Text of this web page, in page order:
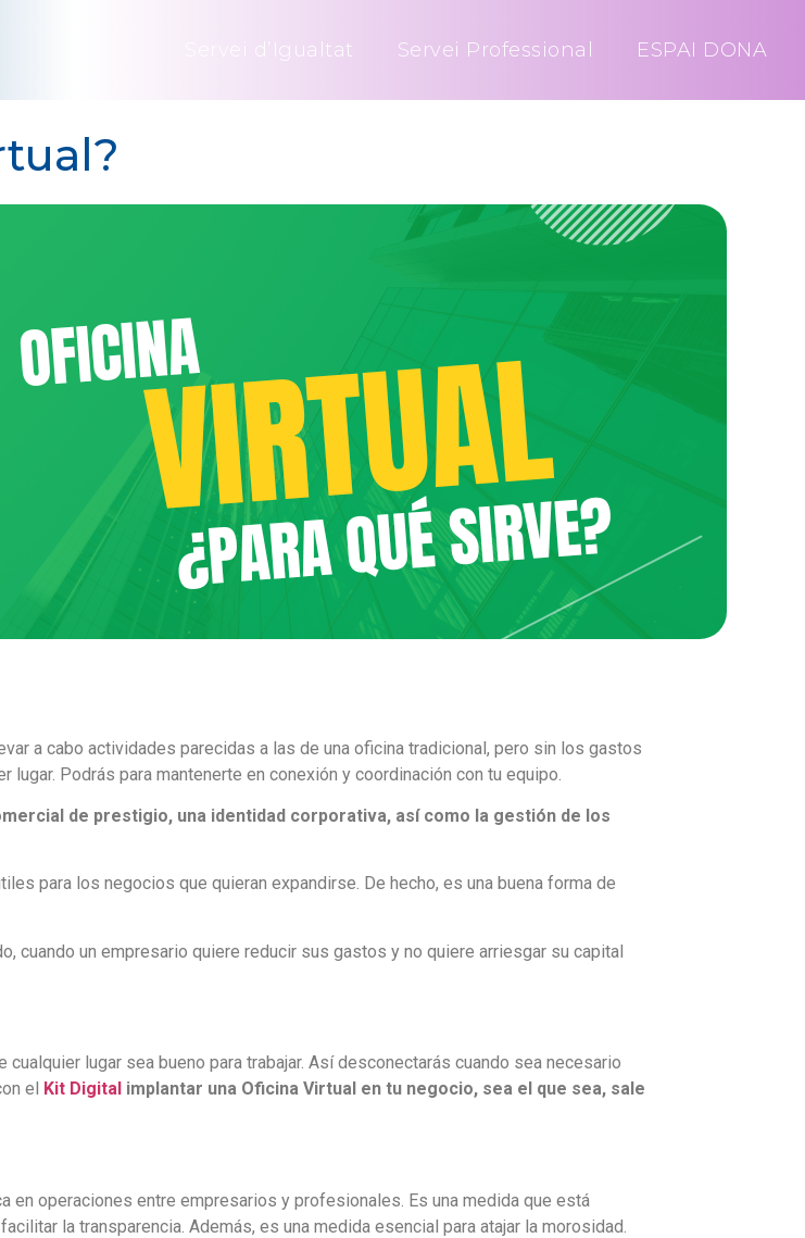
Servei d’Igualtat Servei Professional ESPAI DONA
a cabo actividades parecidas a las de una oficina tradicional, pero sin los gastos
Podrás para mantenerte en conexión y coordinación con tu equipo.
de prestigio, una identidad corporativa, así como la gestión de los
para los negocios que quieran expandirse. De hecho, es una buena forma de
cuando un empresario quiere reducir sus gastos y no quiere arriesgar su capital
cualquier lugar sea bueno para trabajar. Así desconectarás cuando sea necesario
el
Kit Digital implantar una Oficina Virtual en tu negocio, sea el que sea, sale
operaciones entre empresarios y profesionales. Es una medida que está
la transparencia. Además, es una medida esencial para atajar la morosidad.